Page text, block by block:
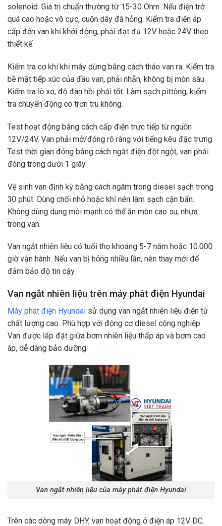
solenoid. Giá trị chuẩn thường từ 15-30 Ohm. Nếu điện trở
quá cao hoặc vô cực, cuộn dây đã hỏng. Kiểm tra điện áp
cấp đến van khi khởi động, phải đạt đủ 12V hoặc 24V theo
thiết kế.
Kiểm tra cơ khí khi máy dừng bằng cách tháo van ra. Kiểm tra
bề mặt tiếp xúc của đầu van, phải nhẵn, không bị mòn sâu.
Kiểm tra lò xo, độ đàn hồi phải tốt. Làm sạch pittông, kiểm
tra chuyển động có trơn tru không.
Test hoạt động bằng cách cấp điện trực tiếp từ nguồn
12V/24V. Van phải mở/đóng rõ ràng với tiếng kêu đặc trưng.
Test thời gian đóng bằng cách ngắt điện đột ngột, van phải
đóng trong dưới 1 giây.
Vệ sinh van định kỳ bằng cách ngâm trong diesel sạch trong
30 phút. Dùng chổi nhỏ hoặc khí nén làm sạch cặn bẩn.
Không dùng dung môi mạnh có thể ăn mòn cao su, nhựa
trong van.
Van ngắt nhiên liệu có tuổi thọ khoảng 5-7 năm hoặc 10.000
giờ vận hành. Nếu van bị hỏng nhiều lần, nên thay mới để
đảm bảo độ tin cậy.
Van ngắt nhiên liệu trên máy phát điện Hyundai
Máy phát điện Hyundai sử dụng van ngắt nhiên liệu điện từ
chất lượng cao. Phù hợp với động cơ diesel công nghiệp.
Van được lắp đặt giữa bơm nhiên liệu thấp áp và bơm cao
áp, dễ dàng bảo dưỡng.
Van ngắt nhiên liệu của máy phát điện Hyundai
Trên các dòng máy DHY, van hoạt động ở điện áp 12V DC.